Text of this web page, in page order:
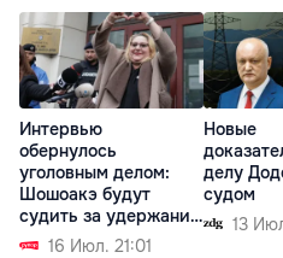
Интервью
обернулось
уголовным делом:
Шошоакэ будут
судить за удержание
журналистов
16 Июл. 21:01
Новые
делу
судом
13